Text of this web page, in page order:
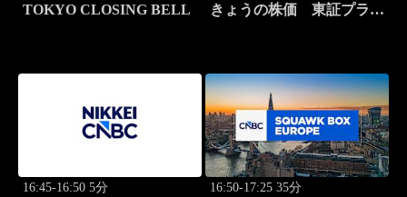
TOKYO CLOSING BELL
きょうの株価 東証プライ
16:45-16:50 5分 16:50-17:25 35分